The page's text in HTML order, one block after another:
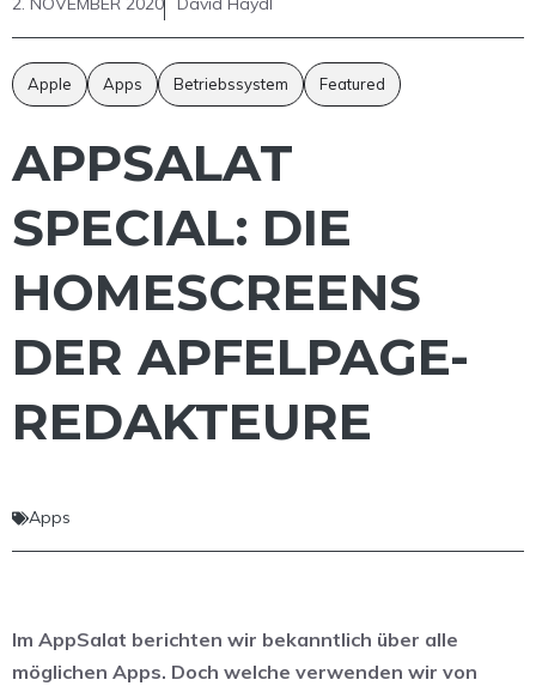
Apple Apps Betriebssystem Featured
APPSALAT
SPECIAL: DIE
HOMESCREENS
DER APFELPAGE-
REDAKTEURE
Apps
Im AppSalat berichten wir bekanntlich über alle
möglichen Apps. Doch welche verwenden wir von